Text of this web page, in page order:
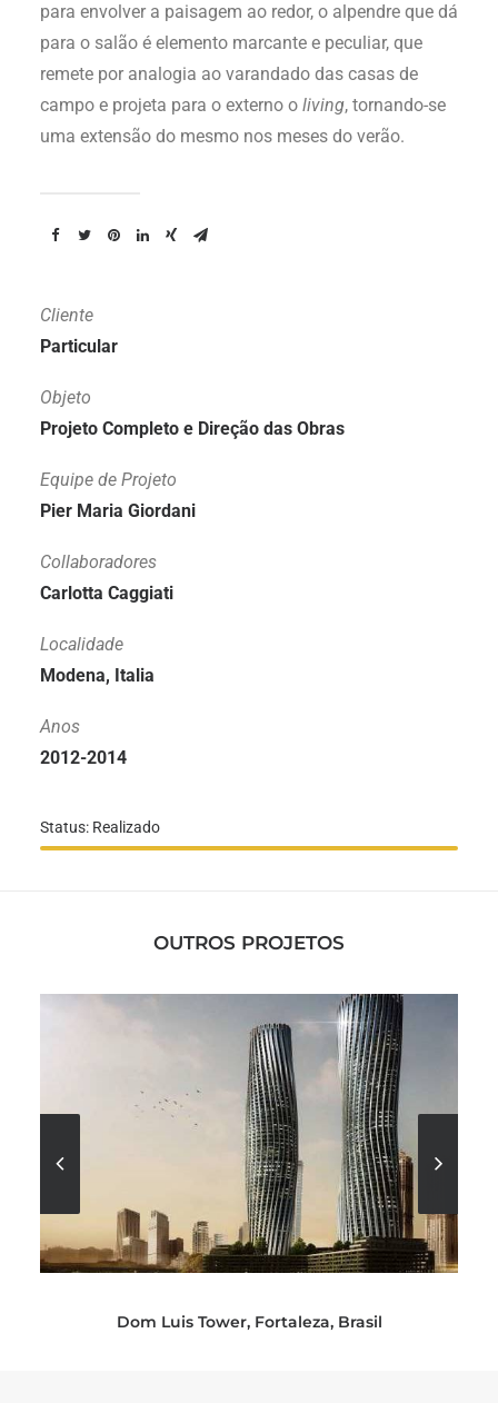
para envolver a paisagem ao redor, o alpendre que dá
para o salão é elemento marcante e peculiar, que
remete por analogia ao varandado das casas de
campo e projeta para o externo o living, tornando-se
uma extensão do mesmo nos meses do verão.
Cliente
Particular
Objeto
Projeto Completo e Direção das Obras
Equipe de Projeto
Pier Maria Giordani
Collaboradores
Carlotta Caggiati
Localidade
Modena, Italia
Anos
2012-2014
Status: Realizado
OUTROS PROJETOS
Dom Luis Tower, Fortaleza, Brasil